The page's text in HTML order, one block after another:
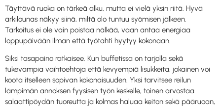
Täyttävä ruoka on tärkeä alku, mutta ei vielä yksin riitä. Hyvä
arkilounas näkyy siinä, miltä olo tuntuu syömisen jälkeen.
Tarkoitus ei ole vain poistaa nälkää, vaan antaa energiaa
loppupäivään ilman että työtahti hyytyy kokonaan.
Siksi tasapaino ratkaisee. Kun buffetissa on tarjolla sekä
tukevampia vaihtoehtoja että kevyempiä lisukkeita, jokainen voi
koota itselleen sopivan kokonaisuuden. Yksi tarvitsee reilun
lämpimän annoksen fyysisen työn keskelle, toinen arvostaa
salaattipöydän tuoreutta ja kolmas haluaa keiton sekä pääruoan,